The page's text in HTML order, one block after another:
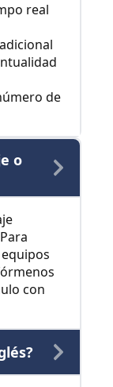
real
de
o
con